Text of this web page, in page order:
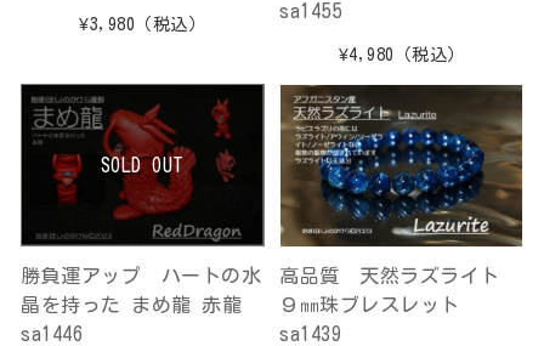
¥3,980 （税込）
sa1455
¥4,980 （税込）
SOLD OUT
勝負運アップ ハートの水
晶を持った まめ龍 赤龍
sa1446
高品質 天然ラズライト
９㎜珠ブレスレット
sa1439